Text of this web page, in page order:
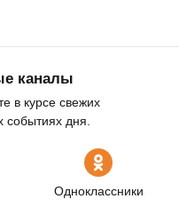
каналы
в курсе свежих
событиях дня.
Одноклассники